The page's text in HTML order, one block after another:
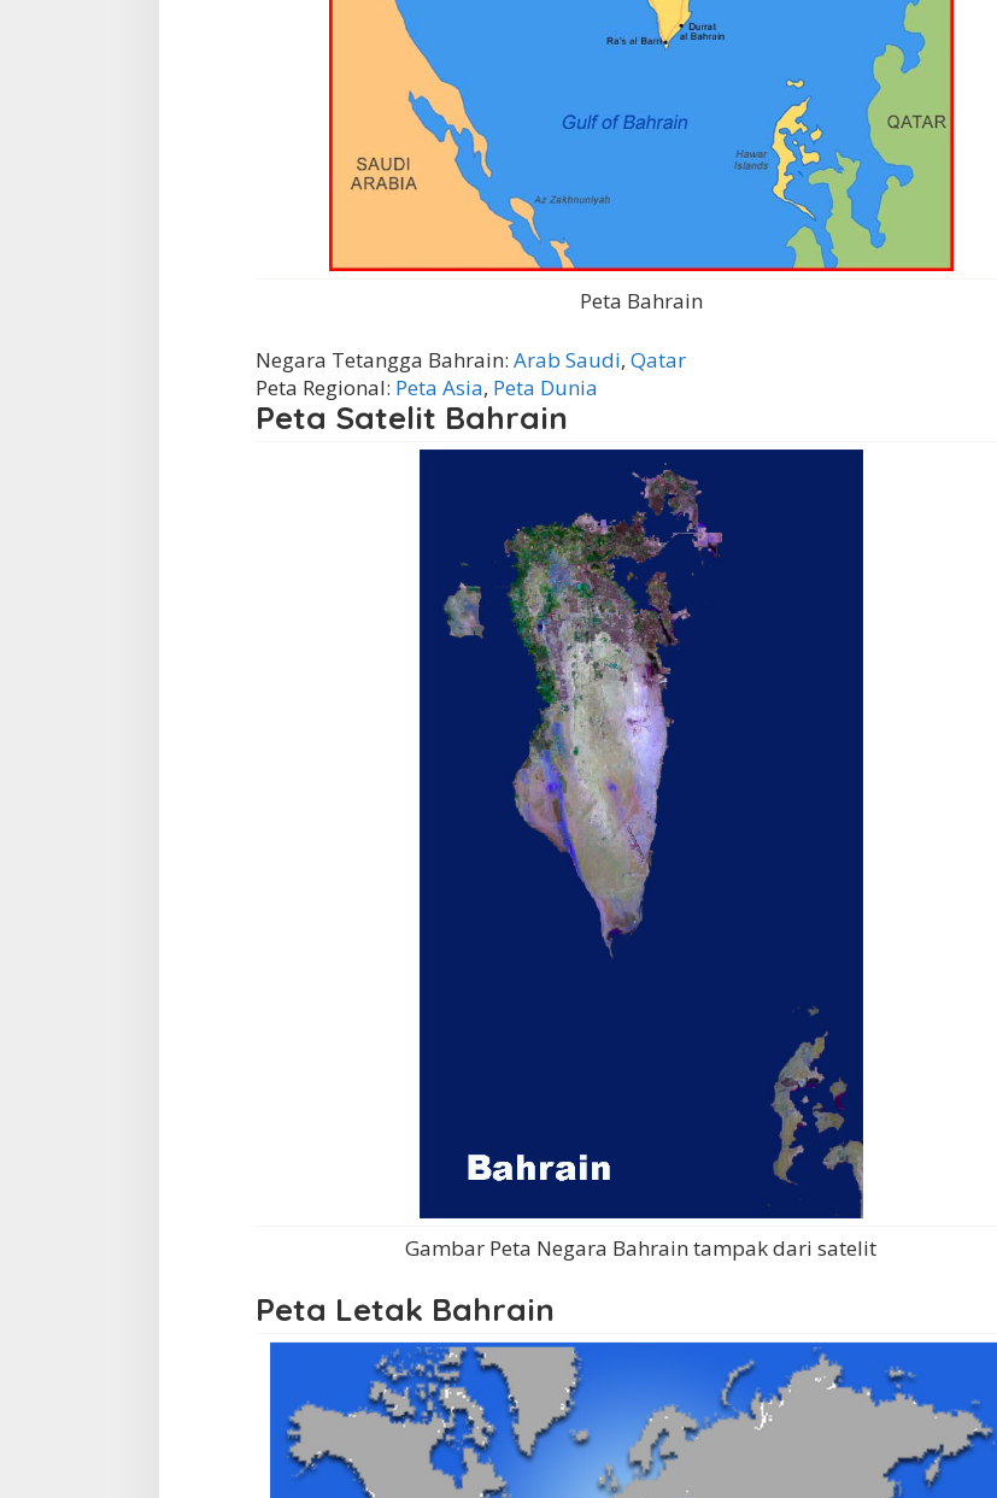
Peta Bahrain
Negara Tetangga Bahrain: Arab Saudi, Qatar
Peta Regional: Peta Asia, Peta Dunia
Peta Satelit Bahrain
Gambar Peta Negara Bahrain tampak dari satelit
Peta Letak Bahrain